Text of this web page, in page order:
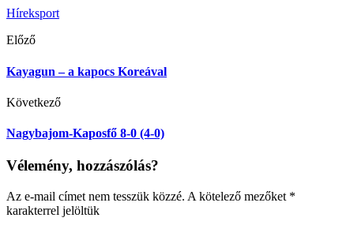
Híreksport
Előző
Kayagun – a kapocs Koreával
Következő
Nagybajom-Kaposfő 8-0 (4-0)
Vélemény, hozzászólás?
Az e-mail címet nem tesszük közzé. A kötelező mezőket *
karakterrel jelöltük